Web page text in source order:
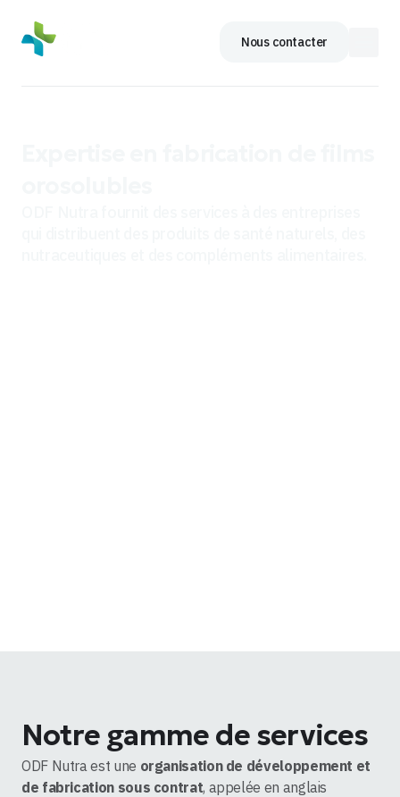
Nous contacter
Notre gamme de services
ODF Nutra est une organisation de développement et
de fabrication sous contrat, appelée en anglais